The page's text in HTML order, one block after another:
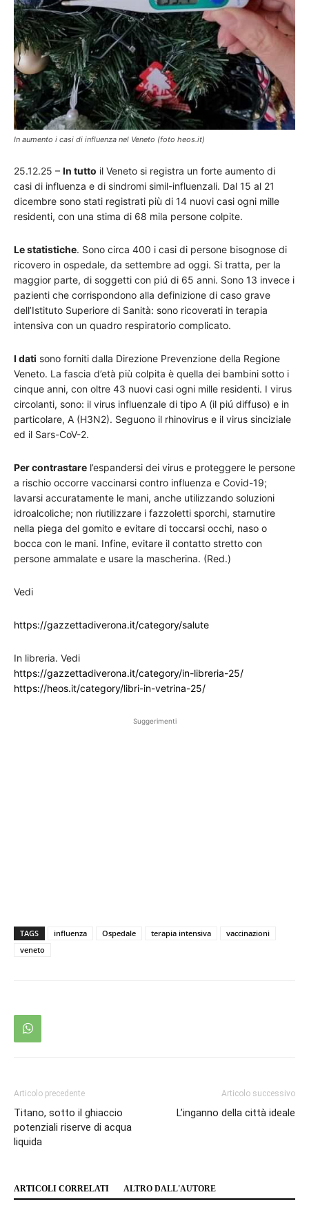
In aumento i casi di influenza nel Veneto (foto heos.it)
25.12.25 – In tutto il Veneto si registra un forte aumento di
casi di influenza e di sindromi simil-influenzali. Dal 15 al 21
dicembre sono stati registrati più di 14 nuovi casi ogni mille
residenti, con una stima di 68 mila persone colpite.
Le statistiche. Sono circa 400 i casi di persone bisognose di
ricovero in ospedale, da settembre ad oggi. Si tratta, per la
maggior parte, di soggetti con piú di 65 anni. Sono 13 invece i
pazienti che corrispondono alla definizione di caso grave
dell’Istituto Superiore di Sanità: sono ricoverati in terapia
intensiva con un quadro respiratorio complicato.
I dati sono forniti dalla Direzione Prevenzione della Regione
Veneto. La fascia d’età più colpita è quella dei bambini sotto i
cinque anni, con oltre 43 nuovi casi ogni mille residenti. I virus
circolanti, sono: il virus influenzale di tipo A (il piú diffuso) e in
particolare, A (H3N2). Seguono il rhinovirus e il virus sinciziale
ed il Sars-CoV-2.
Per contrastare l’espandersi dei virus e proteggere le persone
a rischio occorre vaccinarsi contro influenza e Covid-19;
lavarsi accuratamente le mani, anche utilizzando soluzioni
idroalcoliche; non riutilizzare i fazzoletti sporchi, starnutire
nella piega del gomito e evitare di toccarsi occhi, naso o
bocca con le mani. Infine, evitare il contatto stretto con
persone ammalate e usare la mascherina. (Red.)
Vedi
https://gazzettadiverona.it/category/salute
In libreria. Vedi
https://gazzettadiverona.it/category/in-libreria-25/
https://heos.it/category/libri-in-vetrina-25/
Suggerimenti
TAGS influenza Ospedale terapia intensiva
vaccinazioni
veneto
Articolo precedente
Titano, sotto il ghiaccio
potenziali riserve di acqua
liquida
Articolo successivo
L’inganno della città ideale
ARTICOLI CORRELATI ALTRO DALL'AUTORE